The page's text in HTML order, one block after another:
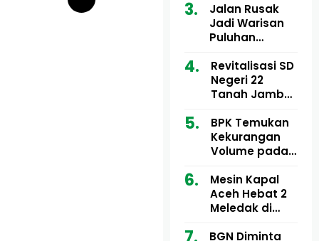
Artifisial bagi
Guru
Matematika
Motor Imum
Gampong, Uji
Nyali APH
Bermain di
Balik Rp250
Ribu
Jalan Rusak
Jadi Warisan
Puluhan
dan Tgk
Muharuddin
Kini Didesak
Revitalisasi SD
Negeri 22
Tanah Jambo
Miliar Tuai
Sorotan, Publik
Pertanyakan
Anggaran
BPK Temukan
Kekurangan
Volume pada
Aceh Utara
Tahun 2024,
Pengembalian
Sepenuhnya
Mesin Kapal
Aceh Hebat 2
Meledak di
Ulee Lheue, 14
BGN Diminta